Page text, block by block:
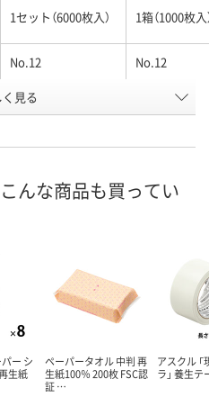
1セット（6000枚入） 1箱（1000枚入
No.12 No.12
X755092 X755085
8月10日（月）
見る
んな商品も買ってい
ー シ
生紙
ペーパータオル 中判 再
生紙100％ 200枚 FSC認
証 …
アスクル
ラ」 養生テ